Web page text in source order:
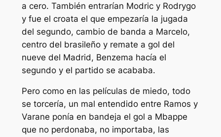
a cero. También entrarían Modric y Rodrygo
y fue el croata el que empezaría la jugada
del segundo, cambio de banda a Marcelo,
centro del brasileño y remate a gol del
nueve del Madrid, Benzema hacía el
segundo y el partido se acababa.
Pero como en las películas de miedo, todo
se torcería, un mal entendido entre Ramos y
Varane ponía en bandeja el gol a Mbappe
que no perdonaba, no importaba, las